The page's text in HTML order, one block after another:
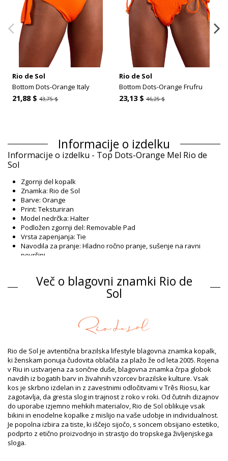
Rio de Sol
Bottom Dots-Orange Italy
21,88 $43,75 $
Rio de Sol
Bottom Dots-Orange Frufru
23,13 $ 46,25 $
Informacije o izdelku
Informacije o izdelku - Top Dots-Orange Mel Rio de
Sol
Zgornji del kopalk
Znamka: Rio de Sol
Barve: Orange
Print: Teksturiran
Model nedrčka: Halter
Podložen zgornji del: Removable Pad
Vrsta zapenjanja: Tie
Navodila za pranje: Hladno ročno pranje, sušenje na ravni
površini
Zgornji del kopalk Orange Rio de Sol
Sestava
Sestava: 84% Polyamide, 16% Elastane - OEKO-TEX - Chlorine
Podloga: 84% Polyamide, 16% Elastane - Oeko-Tex
Podatki o izdelku
Oddelek: Dame, Zgornji del kopalk
Paket vključuje: 1 x Zgornji del kopalk (Drugi dodatki niso
vključeni)
HS CODE: 6112.41.0010
SKU: 1981118623
EAN: XS (7899810246066), S (7899810246073), M (7899810246080),
L (7899810246097), XL (7899810246103), XXL (7899810267313)
Teža: 55g / 0.12lb / 1.94oz
Potisk ni natančen in se lahko razlikuje glede na izrez
Več o blagovni znamki Rio de
Sol
Rio de Sol je avtentična brazilska lifestyle blagovna znamka kopalk,
ki ženskam ponuja čudovita oblačila za plažo že od leta 2005. Rojena
v Riu in ustvarjena za sončne duše, blagovna znamka črpa globok
navdih iz bogatih barv in živahnih vzorcev brazilske kulture. Vsak
kos je skrbno izdelan in z zavestnimi odločitvami v Três Riosu, kar
zagotavlja, da gresta slog in trajnost z roko v roki. Od čutnih dizajnov
do uporabe izjemno mehkih materialov, Rio de Sol oblikuje vsak
bikini in enodelne kopalke z mislijo na vaše udobje in individualnost.
Je popolna izbira za tiste, ki iščejo sijočo, s soncem obsijano estetiko,
podprto z etično proizvodnjo in strastjo do tropskega življenjskega
sloga.